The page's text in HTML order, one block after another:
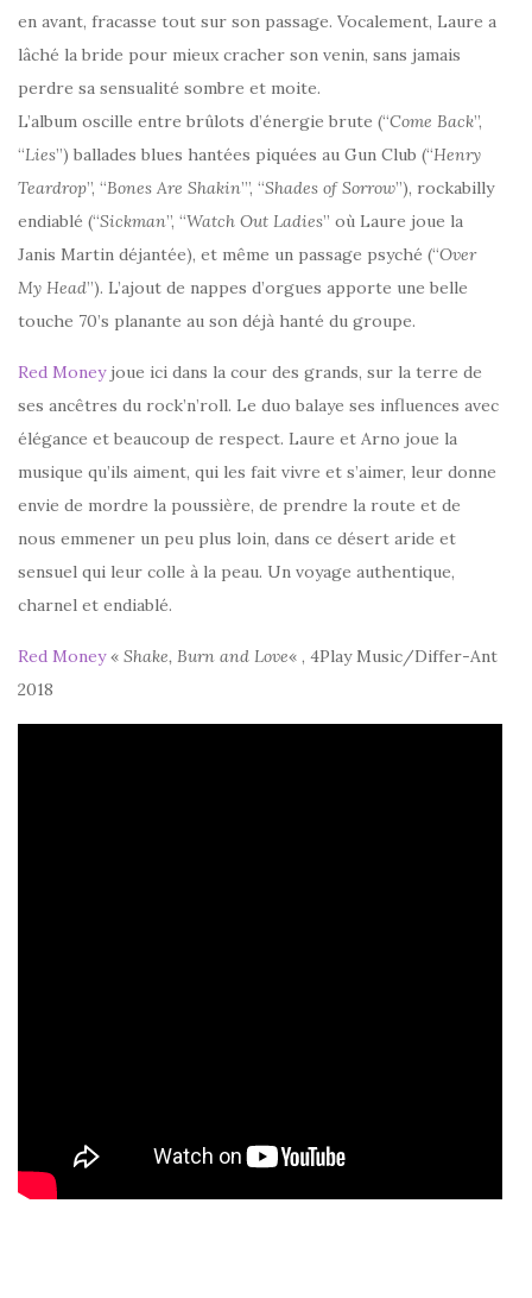
en avant, fracasse tout sur son passage. Vocalement, Laure a
lâché la bride pour mieux cracher son venin, sans jamais
perdre sa sensualité sombre et moite.
L’album oscille entre brûlots d’énergie brute (“Come Back”,
“Lies”) ballades blues hantées piquées au Gun Club (“Henry
Teardrop”, “Bones Are Shakin’”, “Shades of Sorrow”), rockabilly
endiablé (“Sickman”, “Watch Out Ladies” où Laure joue la
Janis Martin déjantée), et même un passage psyché (“Over
My Head”). L’ajout de nappes d’orgues apporte une belle
touche 70’s planante au son déjà hanté du groupe.
Red Moneyjoue ici dans la cour des grands, sur la terre de
ses ancêtres du rock’n’roll. Le duo balaye ses influences avec
élégance et beaucoup de respect. Laure et Arno joue la
musique qu’ils aiment, qui les fait vivre et s’aimer, leur donne
envie de mordre la poussière, de prendre la route et de
nous emmener un peu plus loin, dans ce désert aride et
sensuel qui leur colle à la peau. Un voyage authentique,
charnel et endiablé.
Red Money« Shake, Burn and Love« , 4Play Music/Differ-Ant
2018